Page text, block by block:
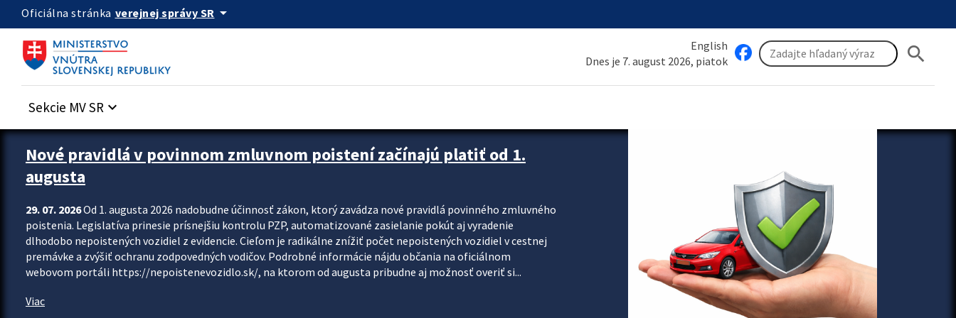
Preskocit na hlavný obsah
Oficiálna stránka verejnej správy SR arrow_drop_down
English
Dnes je 7. august 2026, piatok
search
Sekcie MV SR keyboard_arrow_down
Zastavit automatický posun upútavok
Nové pravidlá v povinnom zmluvnom poistení začínajú platiť od 1.
augusta
29. 07. 2026Od 1. augusta 2026 nadobudne účinnosť zákon, ktorý zavádza nové pravidlá povinného zmluvného
poistenia. Legislatíva prinesie prísnejšiu kontrolu PZP, automatizované zasielanie pokút aj vyradenie
dlhodobo nepoistených vozidiel z evidencie. Cieľom je radikálne znížiť počet nepoistených vozidiel v cestnej
premávke a zvýšiť ochranu zodpovedných vodičov. Podrobné informácie nájdu občania na oficiálnom
webovom portáli https://nepoistenevozidlo.sk/, na ktorom od augusta pribudne aj možnosť overiť si...
Viac